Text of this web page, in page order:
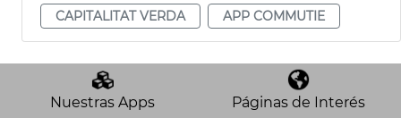
CAPITALITAT VERDA
APP COMMUTIE
Nuestras Apps Páginas de Interés